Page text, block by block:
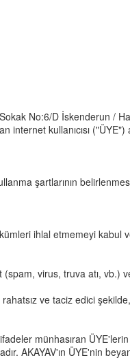
No:6/D İskenderun /
kullanıcısı ("ÜYE")
şartlarının
ihlal etmemeyi
(spam, virus, truva atı, vb.)
ve taciz edici
münhasıran
AKAYAV'ın ÜYE'nin